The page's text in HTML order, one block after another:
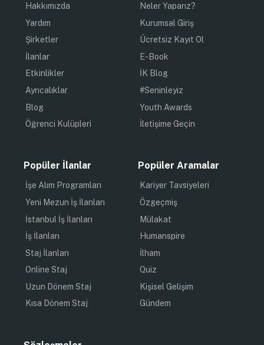
Hakkımızda
Yardım
Şirketler
İlanlar
Etkinlikler
Ayrıcalıklar
Blog
Öğrenci Kulüpleri
Neler Yaparız?
Kurumsal Giriş
Ücretsiz Kayıt Ol
E-Book
İK Blog
#Seninleyiz
Youth Awards
İletişime Geçin
Popüler İlanlar
İşe Alım Programları
Yeni Mezun İş İlanları
İstanbul İş İlanları
İş İlanları
Staj İlanları
Online Staj
Uzun Dönem Staj
Kısa Dönem Staj
Popüler Aramalar
Kariyer Tavsiyeleri
Özgeçmiş
Mülakat
Humanspire
İlham
Quiz
Kişisel Gelişim
Gündem